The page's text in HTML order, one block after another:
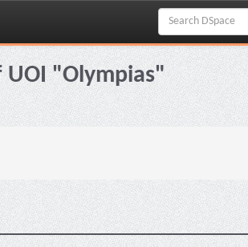
UOI "Olympias"